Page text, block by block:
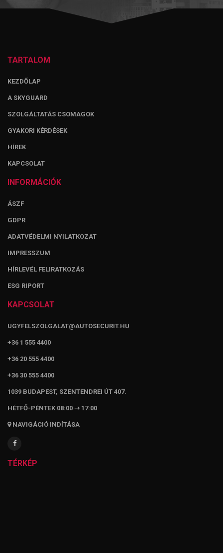
TARTALOM
KEZDŐLAP
A SKYGUARD
SZOLGÁLTATÁS CSOMAGOK
GYAKORI KÉRDÉSEK
HÍREK
KAPCSOLAT
INFORMÁCIÓK
ÁSZF
GDPR
ADATVÉDELMI NYILATKOZAT
IMPRESSZUM
HÍRLEVÉL FELIRATKOZÁS
ESG RIPORT
KAPCSOLAT
UGYFELSZOLGALAT@AUTOSECURIT.HU
+36 1 555 4400
+36 20 555 4400
+36 30 555 4400
1039 BUDAPEST, SZENTENDREI ÚT 407.
HÉTFŐ-PÉNTEK 08:00 ⇾ 17:00
NAVIGÁCIÓ INDÍTÁSA
TÉRKÉP